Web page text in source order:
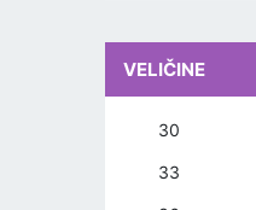
VELIČINE
30
33